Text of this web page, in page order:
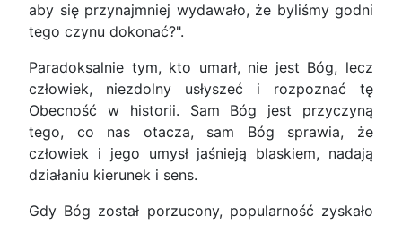
aby się przynajmniej wydawało, że byliśmy godni
tego czynu dokonać?".
Paradoksalnie tym, kto umarł, nie jest Bóg, lecz
człowiek, niezdolny usłyszeć i rozpoznać tę
Obecność w historii. Sam Bóg jest przyczyną
tego, co nas otacza, sam Bóg sprawia, że
człowiek i jego umysł jaśnieją blaskiem, nadają
działaniu kierunek i sens.
Gdy Bóg został porzucony, popularność zyskało